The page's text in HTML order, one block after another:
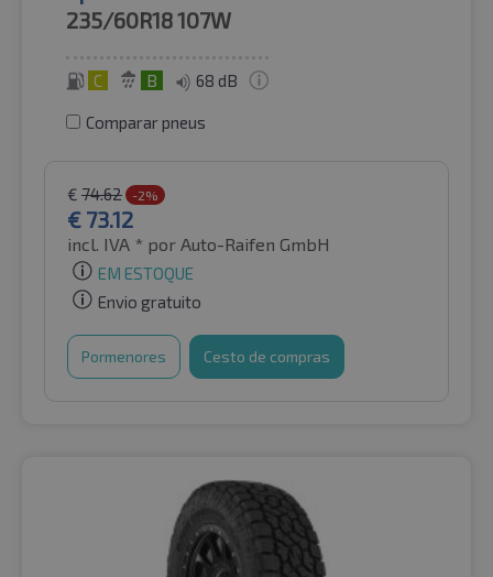
235/60R18107W
C B 68 dB
Comparar pneus
€ 74.62 -2%
€ 73.12
incl. IVA * por Auto-Raifen GmbH
EM ESTOQUE
Envio gratuito
Pormenores Cesto de compras